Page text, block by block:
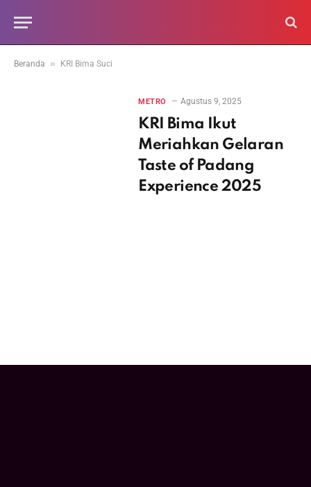
Beranda » KRI Bima Suci
METRO Agustus 9, 2025
KRI Bima Ikut
Meriahkan Gelaran
Taste of Padang
Experience 2025